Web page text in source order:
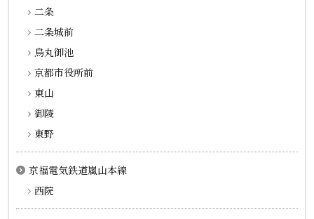
二条
二条城前
烏丸御池
京都市役所前
東山
御陵
東野
京福電気鉄道嵐山本線
西院